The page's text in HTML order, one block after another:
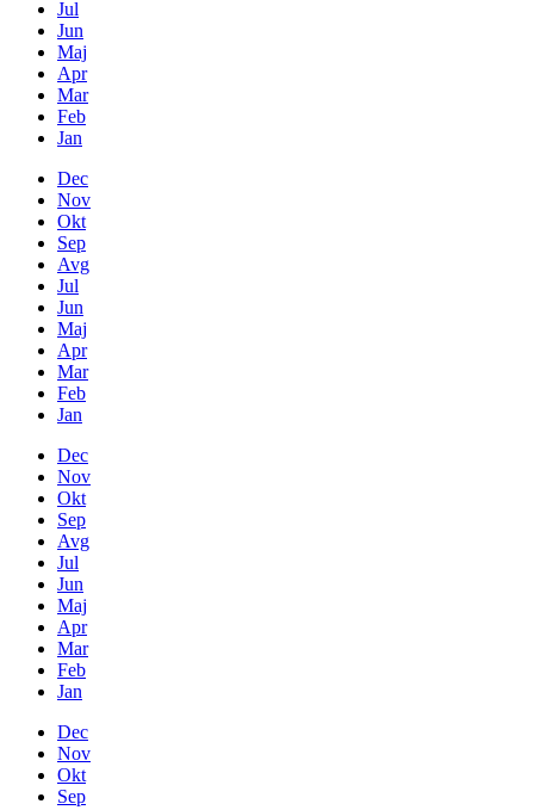
Jul
Jun
Maj
Apr
Mar
Feb
Jan
Dec
Nov
Okt
Sep
Avg
Jul
Jun
Maj
Apr
Mar
Feb
Jan
Dec
Nov
Okt
Sep
Avg
Jul
Jun
Maj
Apr
Mar
Feb
Jan
Dec
Nov
Okt
Sep